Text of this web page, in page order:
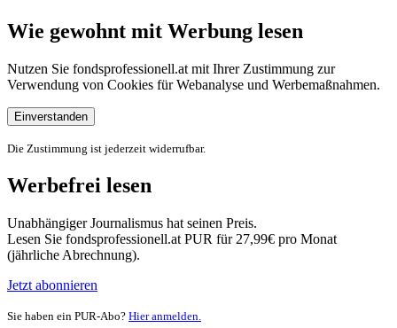
Wie gewohnt mit Werbung lesen
Nutzen Sie fondsprofessionell.at mit Ihrer Zustimmung zur
Verwendung von Cookies für Webanalyse und Werbemaßnahmen.
Einverstanden
Die Zustimmung ist jederzeit widerrufbar.
Werbefrei lesen
Unabhängiger Journalismus hat seinen Preis.
Lesen Sie fondsprofessionell.at PUR für 27,99€ pro Monat
(jährliche Abrechnung).
Jetzt abonnieren
Sie haben ein PUR-Abo? Hier anmelden.